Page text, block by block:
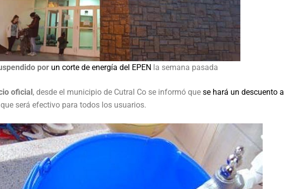
por un corte de energía del EPEN la semana pasada
oficial, desde el municipio de Cutral Co se informó que se hará un descuento a
será efectivo para todos los usuarios.